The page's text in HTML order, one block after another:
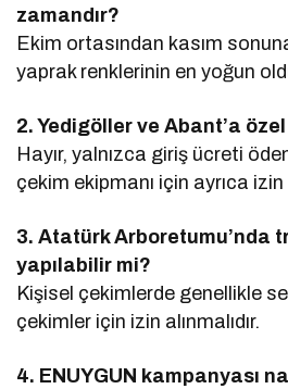
zamandır?
Ekim ortasından kasım
yaprak renklerinin en yoğun
2. Yedigöller ve Abant’a
Hayır, yalnızca giriş ücreti
çekim ekipmanı için ayrıca
3. Atatürk Arboretumu’nda
yapılabilir mi?
Kişisel çekimlerde genellikle
çekimler için izin alınmalıdır.
4. ENUYGUN kampanyası